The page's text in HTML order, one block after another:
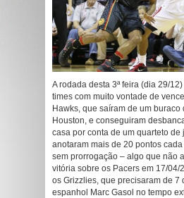
A rodada desta 3ª feira (dia 29/
times com muito vontade de
Hawks, que saíram de um buraco
Houston, e conseguiram
casa por conta de um quarteto de
anotaram mais de 20 pontos
sem prorrogação – algo que não
vitória sobre os Pacers em 17/04/
os Grizzlies, que precisaram de 7
espanhol Marc Gasol no tempo